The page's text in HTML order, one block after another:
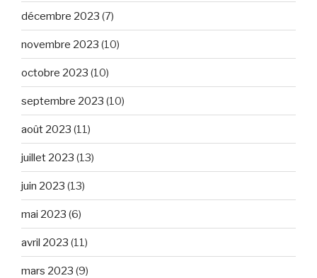
décembre 2023 (7)
novembre 2023 (10)
octobre 2023 (10)
septembre 2023 (10)
août 2023 (11)
juillet 2023 (13)
juin 2023 (13)
mai 2023 (6)
avril 2023 (11)
mars 2023 (9)